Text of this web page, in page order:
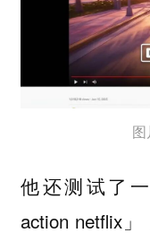
他还测试了
action netflix